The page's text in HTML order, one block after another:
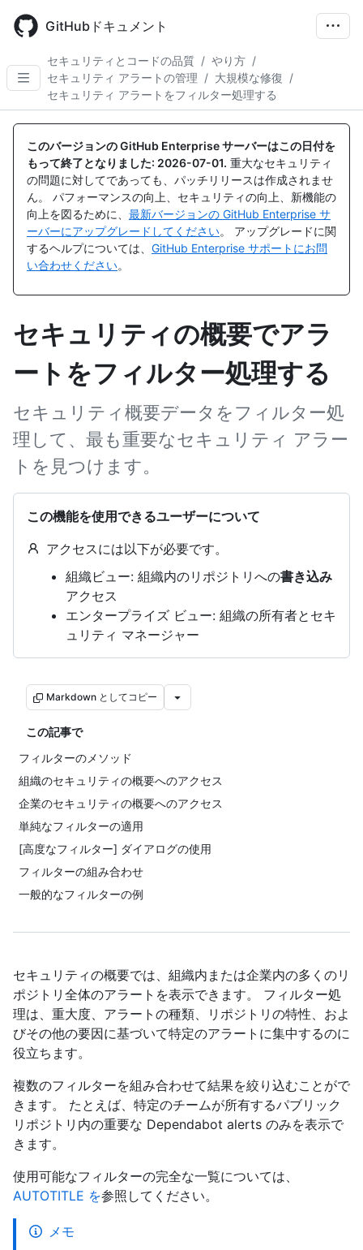
main
GitHubドキュメント
セキュリティとコードの品質 / やり方 /
セキュリティ アラートの管理 / 大規模な修復 /
セキュリティ アラートをフィルター処理する
このバージョンの GitHub Enterprise サーバーはこの日付を
もって終了となりました: 2026-07-01. 重大なセキュリティ
の問題に対してであっても、パッチリリースは作成されませ
ん。 パフォーマンスの向上、セキュリティの向上、新機能の
向上を図るために、 最新バージョンの GitHub Enterprise サ
ーバーにアップグレードしてください。 アップグレードに関
するヘルプについては、 GitHub Enterprise サポートにお問
い合わせください。
セキュリティの概要でアラ
ートをフィルター処理する
セキュリティ概要データをフィルター処
理して、最も重要なセキュリティ アラー
トを見つけます。
この機能を使用できるユーザーについて
アクセスには以下が必要です。
組織ビュー: 組織内のリポジトリへの書き込み
アクセス
エンタープライズ ビュー: 組織の所有者とセキ
ュリティ マネージャー
Markdown としてコピー
この記事で
フィルターのメソッド
組織のセキュリティの概要へのアクセス
企業のセキュリティの概要へのアクセス
単純なフィルターの適用
[高度なフィルター] ダイアログの使用
フィルターの組み合わせ
一般的なフィルターの例
セキュリティの概要では、組織内または企業内の多くのリ
ポジトリ全体のアラートを表示できます。 フィルター処
理は、重大度、アラートの種類、リポジトリの特性、およ
びその他の要因に基づいて特定のアラートに集中するのに
役立ちます。
複数のフィルターを組み合わせて結果を絞り込むことがで
きます。 たとえば、特定のチームが所有するパブリック
リポジトリ内の重要な Dependabot alerts のみを表示で
きます。
使用可能なフィルターの完全な一覧については、
AUTOTITLE を参照してください。
メモ